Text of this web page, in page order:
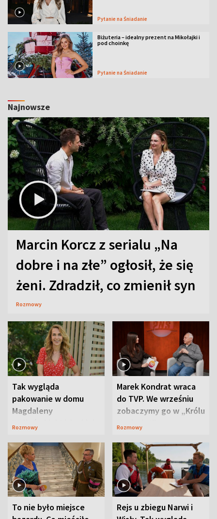
Pytanie na Śniadanie
Biżuteria – idealny prezent na Mikołajki i
pod choinkę
Pytanie na Śniadanie
Najnowsze
Marcin Korcz z serialu „Na
dobre i na złe” ogłosił, że się
żeni. Zdradził, co zmienił syn
Rozmowy
Tak wygląda
pakowanie w domu
Magdaleny
Waligórskiej-Lisieckiej.
Rozmowy
Marek Kondrat wraca
do TVP. We wrześniu
zobaczymy go w „Królu
Maciusiu I”
Rozmowy
To nie było miejsce
Rejs u zbiegu Narwi i